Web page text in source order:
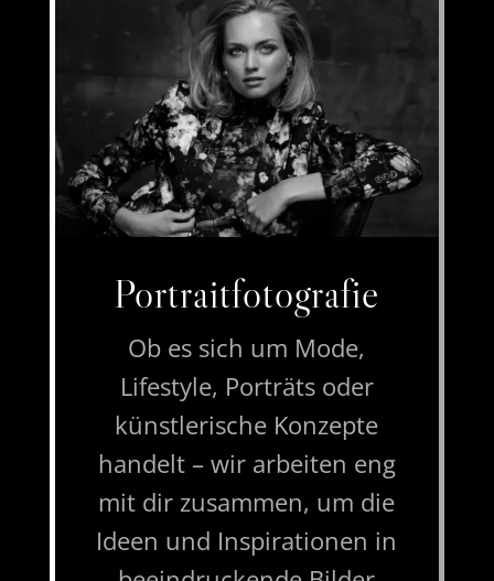
Portraitfotografie
Ob es sich um Mode,
Lifestyle, Porträts oder
künstlerische Konzepte
handelt – wir arbeiten eng
mit dir zusammen, um die
Ideen und Inspirationen in